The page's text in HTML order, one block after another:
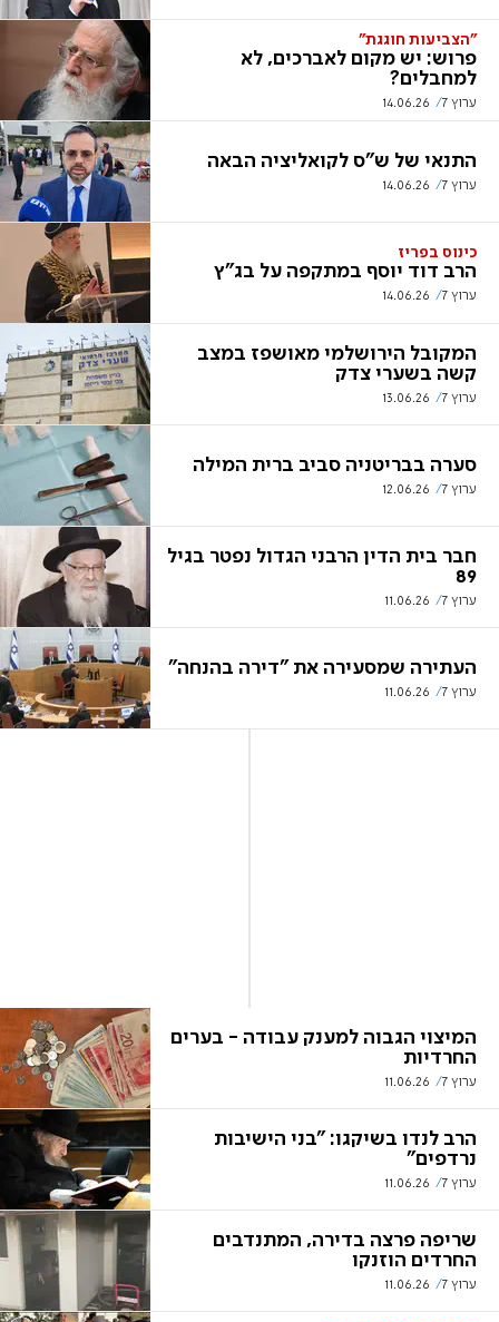
"הצביעות חוגגת"
פרוש: יש מקום לאברכים, לא
למחבלים?
ערוץ 7 14.06.26
התנאי של ש"ס לקואליציה הבאה
ערוץ 7 14.06.26
כינוס בפריז
הרב דוד יוסף במתקפה על בג"ץ
ערוץ 7 14.06.26
המקובל הירושלמי מאושפז במצב
קשה בשערי צדק
ערוץ 7 13.06.26
סערה בבריטניה סביב ברית המילה
ערוץ 7 12.06.26
חבר בית הדין הרבני הגדול נפטר בגיל
89
ערוץ 7 11.06.26
העתירה שמסעירה את "דירה בהנחה"
ערוץ 7 11.06.26
המיצוי הגבוה למענק עבודה - בערים
החרדיות
ערוץ 7 11.06.26
הרב לנדו בשיקגו: "בני הישיבות
נרדפים"
ערוץ 7 11.06.26
שריפה פרצה בדירה, המתנדבים
החרדים הוזנקו
ערוץ 7 11.06.26